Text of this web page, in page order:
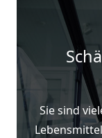
Sie sind